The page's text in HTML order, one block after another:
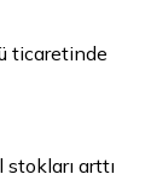
ticaretinde
arttı